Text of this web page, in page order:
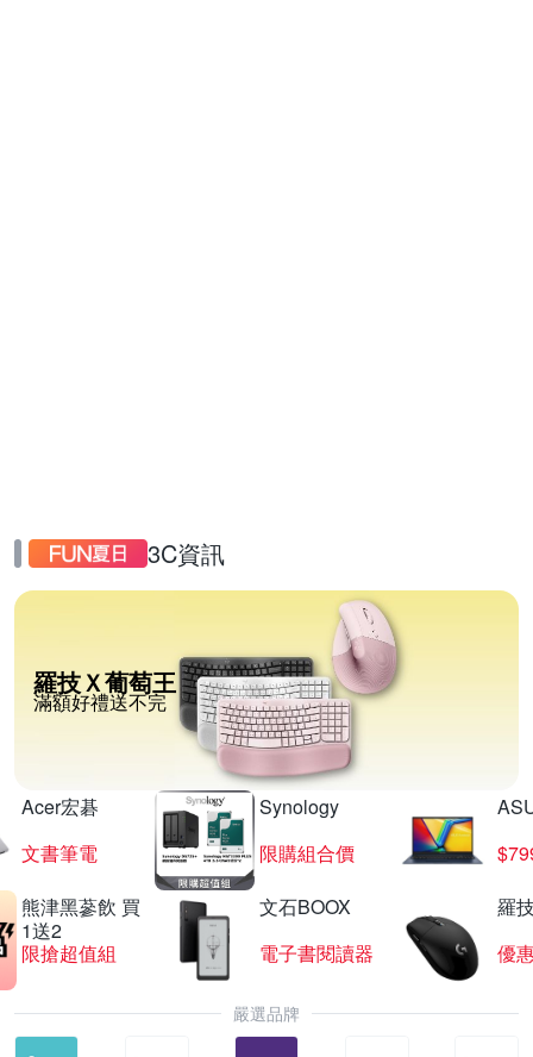
3C資訊
羅技Ｘ葡萄王
滿額好禮送不完
Acer宏碁
文書筆電
Synology
限購組合價
熊津黑蔘飲 買
1送2
限搶超值組
文石BOOX
電子書閱讀器
羅
優
嚴選品牌